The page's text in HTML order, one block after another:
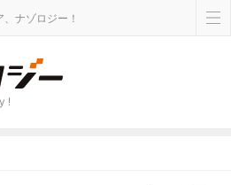
ナゾロジー！
!